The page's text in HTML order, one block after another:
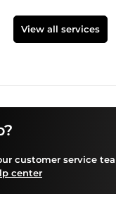
View all services
customer service
center